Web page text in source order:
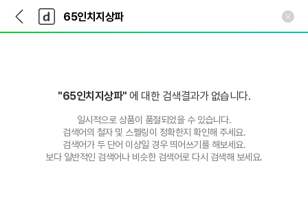
다
나
와
가
다
와
"65인치지상파" 에 대한 검색결과가 없습니다.
일시적으로 상품이 품절되었을 수 있습니다.
검색어의 철자 및 스펠링이 정확한지 확인해 주세요.
검색어가 두 단어 이상일 경우 띄어쓰기를 해보세요.
보다 일반적인 검색어나 비슷한 검색어로 다시 검색해 보세요.